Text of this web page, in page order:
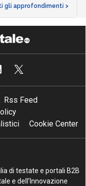
gli approfondimenti >
Rss Feed
Cookie Center
di testate e portali B2B
e dell’Innovazione